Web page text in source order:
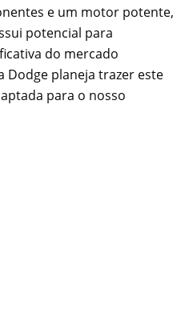
e um motor potente,
potencial para
do mercado
Dodge planeja trazer este
para o nosso